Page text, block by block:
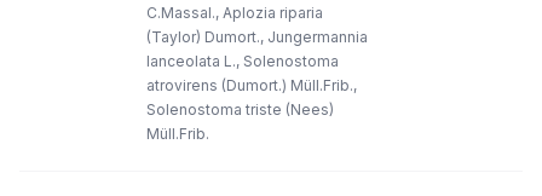
C.Massal., Aplozia riparia
(Taylor) Dumort., Jungermannia
lanceolata L., Solenostoma
atrovirens (Dumort.) Müll.Frib.,
Solenostoma triste (Nees)
Müll.Frib.